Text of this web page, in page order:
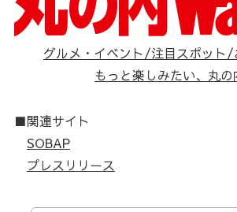
グルメ・イベント/注目スポット/
もっと楽しみたい、丸の
■関連サイト
SOBAP
プレスリリース